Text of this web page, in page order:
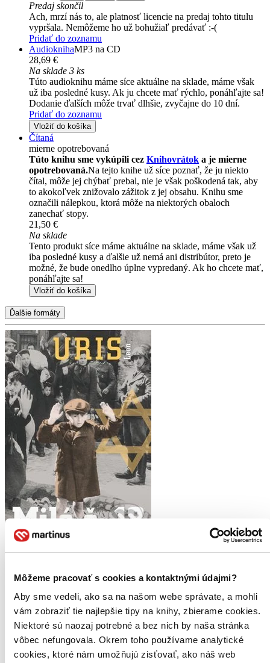
Môžeme pracovať s cookies a kontaktnými údajmi?
Aby sme vedeli, ako sa na našom webe správate, a mohli
vám zobraziť tie najlepšie tipy na knihy, zbierame cookies.
Niektoré sú naozaj potrebné a bez nich by naša stránka
vôbec nefungovala. Okrem toho používame analytické
cookies, ktoré nám umožňujú zisťovať, ako náš web
Predaj skončil
Ach, mrzí nás to, ale platnosť licencie na predaj tohto titulu
vypršala. Nemôžeme ho už bohužiaľ predávať :-(
Pridať do zoznamu
AudioknihaMP3 na CD
28,69 €
Na sklade 3 ks
Túto audioknihu máme síce aktuálne na sklade, máme však
už iba posledné kusy. Ak ju chcete mať rýchlo, ponáhľajte sa!
Dodanie ďalších môže trvať dlhšie, zvyčajne do 10 dní.
Pridať do zoznamu
Vložiť do košíka
Čítaná
mierne opotrebovaná
Túto knihu sme vykúpili cez Knihovrátok a je mierne
opotrebovaná.Na tejto knihe už síce poznať, že ju niekto
čítal, môže jej chýbať prebal, nie je však poškodená tak, aby
to akokoľvek znižovalo zážitok z jej obsahu. Knihu sme
označili nálepkou, ktorá môže na niektorých obaloch
zanechať stopy.
21,50 €
Na sklade
Tento produkt síce máme aktuálne na sklade, máme však už
iba posledné kusy a ďalšie už nemá ani distribútor, preto je
možné, že bude onedlho úplne vypredaný. Ak ho chcete mať,
ponáhľajte sa!
Vložiť do košíka
Ďalšie formáty
Leon Uris
Legendární román o legendárním boji, největší vzpouře Židů proti
nacistům. Miliony Židů skončily v táborech smrti. Ale tisíce lidí
natěsnaných ve varšavském ghettu odmítly jít jako ovce na
Kniha pevná väzba